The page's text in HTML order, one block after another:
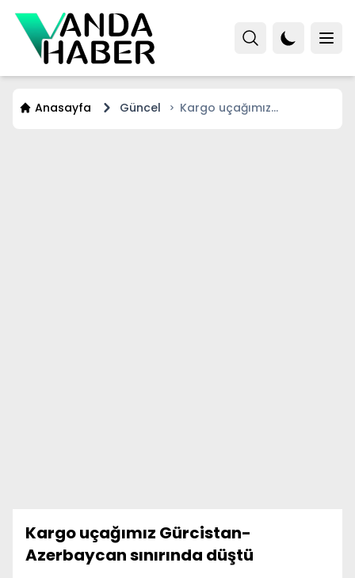
Anasayfa Güncel
Kargo uçağımız
Kargo uçağımız Gürcistan-
Azerbaycan sınırında düştü